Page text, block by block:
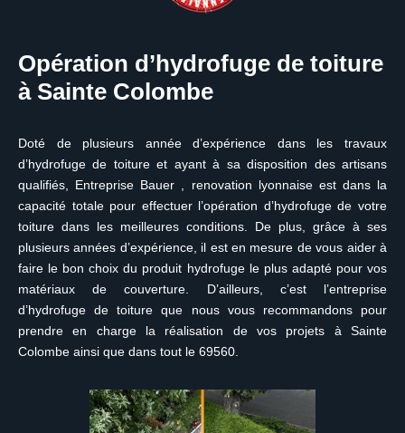
Opération d’hydrofuge de toiture
à Sainte Colombe
Doté de plusieurs année d’expérience dans les travaux
d’hydrofuge de toiture et ayant à sa disposition des artisans
qualifiés, Entreprise Bauer , renovation lyonnaise est dans la
capacité totale pour effectuer l’opération d’hydrofuge de votre
toiture dans les meilleures conditions. De plus, grâce à ses
plusieurs années d’expérience, il est en mesure de vous aider à
faire le bon choix du produit hydrofuge le plus adapté pour vos
matériaux de couverture. D’ailleurs, c’est l’entreprise
d’hydrofuge de toiture que nous vous recommandons pour
prendre en charge la réalisation de vos projets à Sainte
Colombe ainsi que dans tout le 69560.